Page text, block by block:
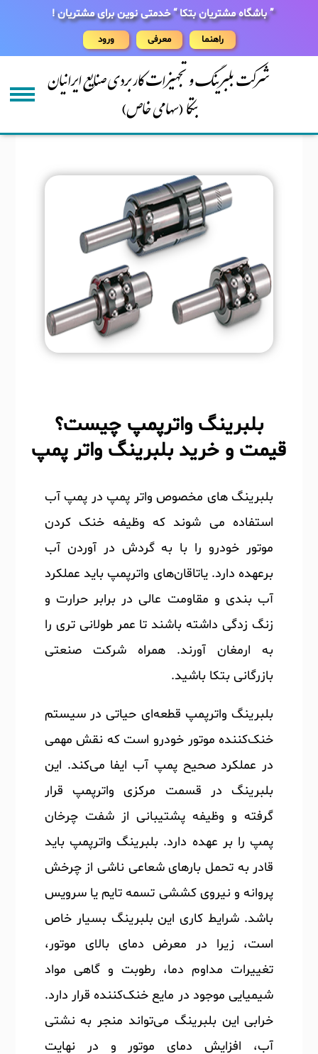
” باشگاه مشتریان بتکا “ خدمتی نوین برای مشتریان !
ورود معرفی راهنما
شرکت بلبرینگ و تجهیزات کاربردی صنایع ایرانیان
بتکا (سهامی خاص)
بلبرینگ واترپمپ چیست؟
قیمت و خرید بلبرینگ واتر پمپ
بلبرینگ های مخصوص واتر پمپ در پمپ آب
استفاده می شوند که وظیفه خنک کردن
موتور خودرو را با به گردش در آوردن آب
برعهده دارد. یاتاقان‌‎های واترپمپ باید عملکرد
آب بندی و مقاومت عالی در برابر حرارت و
زنگ زدگی داشته باشند تا عمر طولانی تری را
به ارمغان آورند. همراه شرکت صنعتی
بازرگانی بتکا باشید.
بلبرینگ واترپمپ قطعه‌ای حیاتی در سیستم
خنک‌کننده موتور خودرو است که نقش مهمی
در عملکرد صحیح پمپ آب ایفا می‌کند. این
بلبرینگ در قسمت مرکزی واترپمپ قرار
گرفته و وظیفه پشتیبانی از شفت چرخان
پمپ را بر عهده دارد. بلبرینگ واترپمپ باید
قادر به تحمل بارهای شعاعی ناشی از چرخش
پروانه و نیروی کششی تسمه تایم یا سرویس
باشد. شرایط کاری این بلبرینگ بسیار خاص
است، زیرا در معرض دمای بالای موتور،
تغییرات مداوم دما، رطوبت و گاهی مواد
شیمیایی موجود در مایع خنک‌کننده قرار دارد.
خرابی این بلبرینگ می‌تواند منجر به نشتی
آب، افزایش دمای موتور و در نهایت